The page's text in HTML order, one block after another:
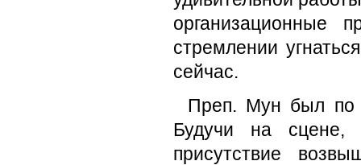
стремлении
сейчас.
Преп. Мун был по
Будучи на сцене,
присутствие